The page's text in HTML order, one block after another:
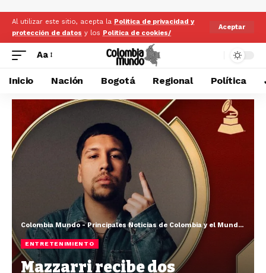
Al utilizar este sitio, acepta la Politica de privacidad y
protección de datos y los Politica de cookies/
Aceptar
Aa
Inicio Nación Bogotá Regional Política
Colombia Mundo - Principales Noticias de Colombia y el Mundo Hoy
ENTRETENIMIENTO
Mazzarri recibe dos